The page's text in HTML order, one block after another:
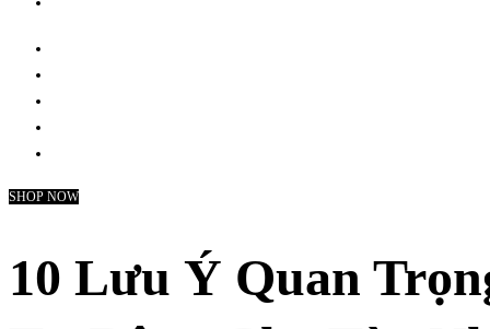
SHOP NOW
10 Lưu Ý Quan